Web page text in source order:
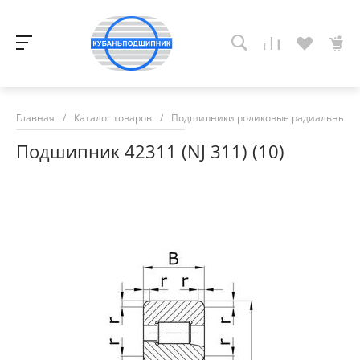
Главная / Каталог товаров / Подшипники роликовые радиальные
Подшипник 42311 (NJ 311) (10)